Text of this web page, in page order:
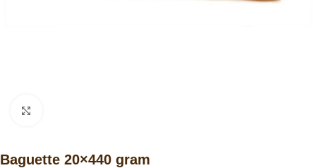
Baguette 20×440 gram